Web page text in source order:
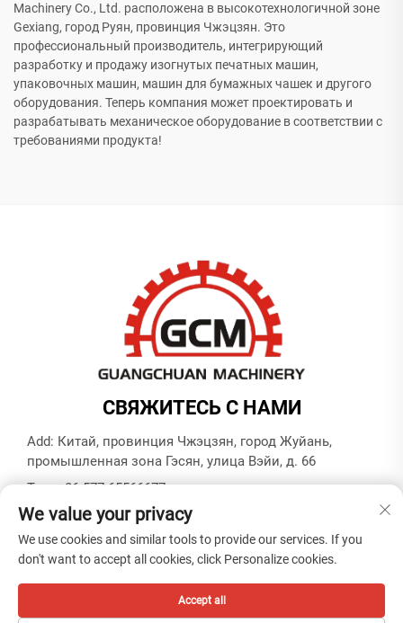
Machinery Co., Ltd. расположена в высокотехнологичной зоне
Gexiang, город Руян, провинция Чжэцзян. Это
профессиональный производитель, интегрирующий
разработку и продажу изогнутых печатных машин,
упаковочных машин, машин для бумажных чашек и другого
оборудования. Теперь компания может проектировать и
разрабатывать механическое оборудование в соответствии с
требованиями продукта!
СВЯЖИТЕСЬ С НАМИ
Add: Китай, провинция Чжэцзян, город Жуйань,
промышленная зона Гэсян, улица Вэйи, д. 66
Тел.:+86-577-65566677
E-mail: [email protected]
Политика конфиденциальности
We value your privacy
We use cookies and similar tools to provide our services. If you
don't want to accept all cookies, click Personalize cookies.
Accept all